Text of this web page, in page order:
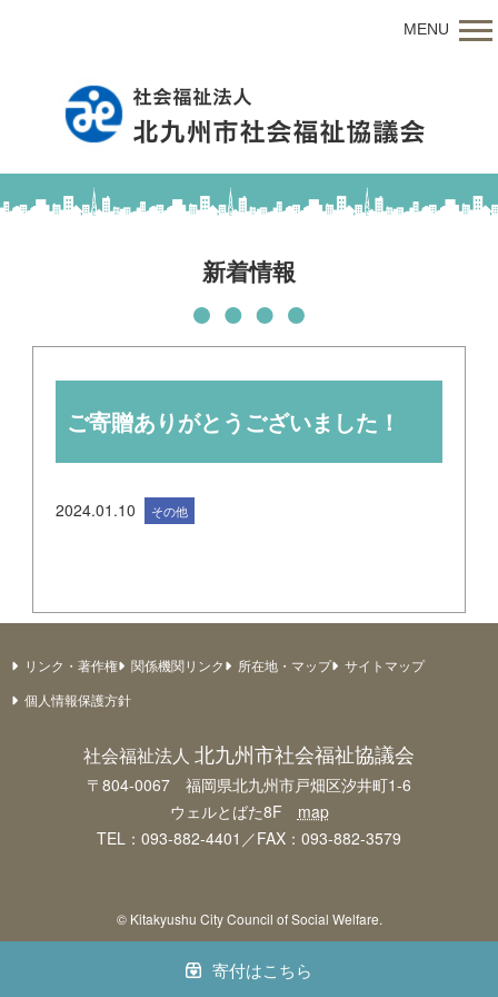
MENU
新着情報
ご寄贈ありがとうございました！
2024.01.10 その他
リンク・著作権 関係機関リンク 所在地・マップ
サイトマップ
個人情報保護方針
社会福祉法人 北九州市社会福祉協議会
〒804-0067 福岡県北九州市戸畑区汐井町1-6
ウェルとばた8F map
TEL：093-882-4401／FAX：093-882-3579
© Kitakyushu City Council of Social Welfare.
寄付はこちら